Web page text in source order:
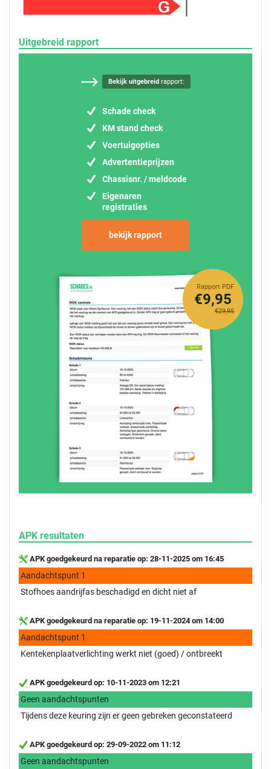
Uitgebreid rapport
Bekijk uitgebreidrapport:
Schade check
KM stand check
Voertuigopties
Advertentieprijzen
Chassisnr. / meldcode
Eigenaren
registraties
bekijk rapport
Rapport PDF
€29,95
€9,95
APK resultaten
APK goedgekeurd na reparatie op: 28-11-2025 om 16:45
Aandachtspunt 1
Stofhoes aandrijfas beschadigd en dicht niet af
APK goedgekeurd na reparatie op: 19-11-2024 om 14:00
Aandachtspunt 1
Kentekenplaatverlichting werkt niet (goed) / ontbreekt
APK goedgekeurd op: 10-11-2023 om 12:21
Geen aandachtspunten
Tijdens deze keuring zijn er geen gebreken geconstateerd
APK goedgekeurd op: 29-09-2022 om 11:12
Geen aandachtspunten